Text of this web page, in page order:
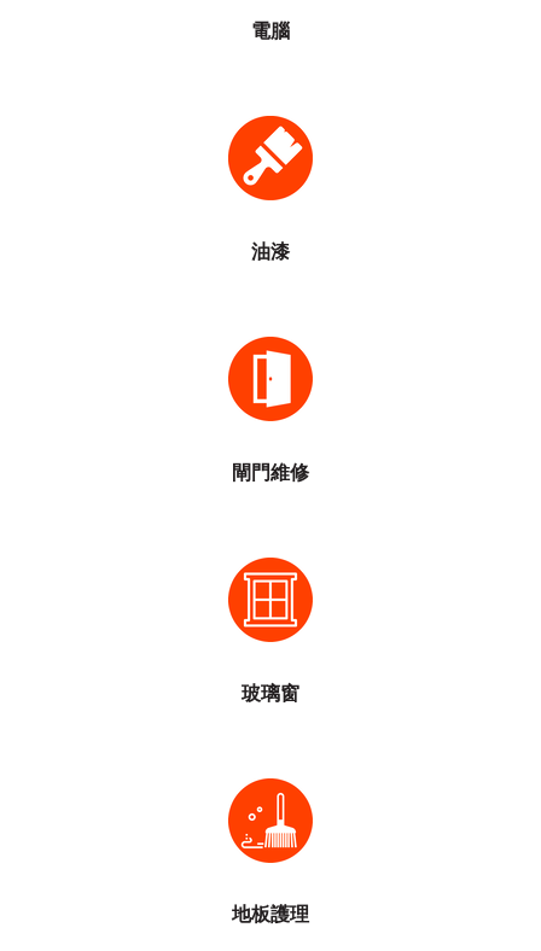
電腦
油漆
牆紙維修
乳膠漆、手掃漆、磁油漆工程
鏟底批灰
門框執灰
地台油漆
驗水防漏
閘門維修
門鎖系統
電鎖系统
自動玻璃門
辦公室玻璃門鉸
玻璃窗
鋁窗檢查
窗鉸維修
玻璃刮痕修復
玻璃保護膜
地板護理
雲石地板打磨
地毯消毒及滅蝨
膠地板起漬打蠟